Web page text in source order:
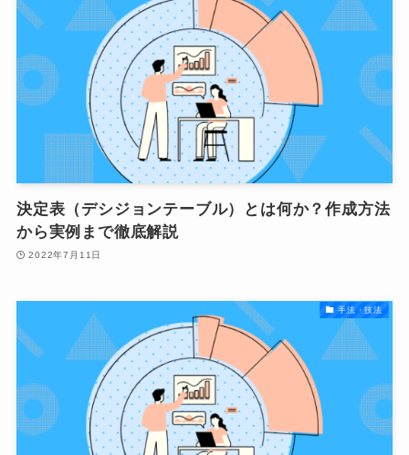
決定表（デシジョンテーブル）とは何か？作成方法
から実例まで徹底解説
2022年7月11日
手法・技法